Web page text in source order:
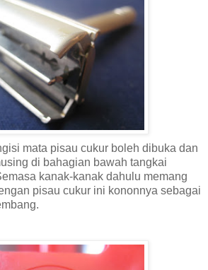
mata pisau cukur boleh dibuka dan
di bahagian bawah tangkai
kanak-kanak dahulu memang
pisau cukur ini kononnya sebagai